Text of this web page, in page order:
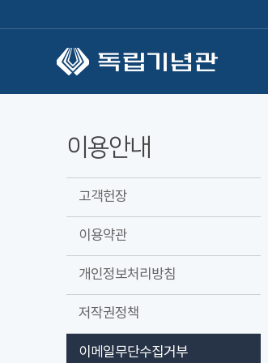
이용안내
고객헌장
이용약관
개인정보처리방침
저작권정책
이메일무단수집거부